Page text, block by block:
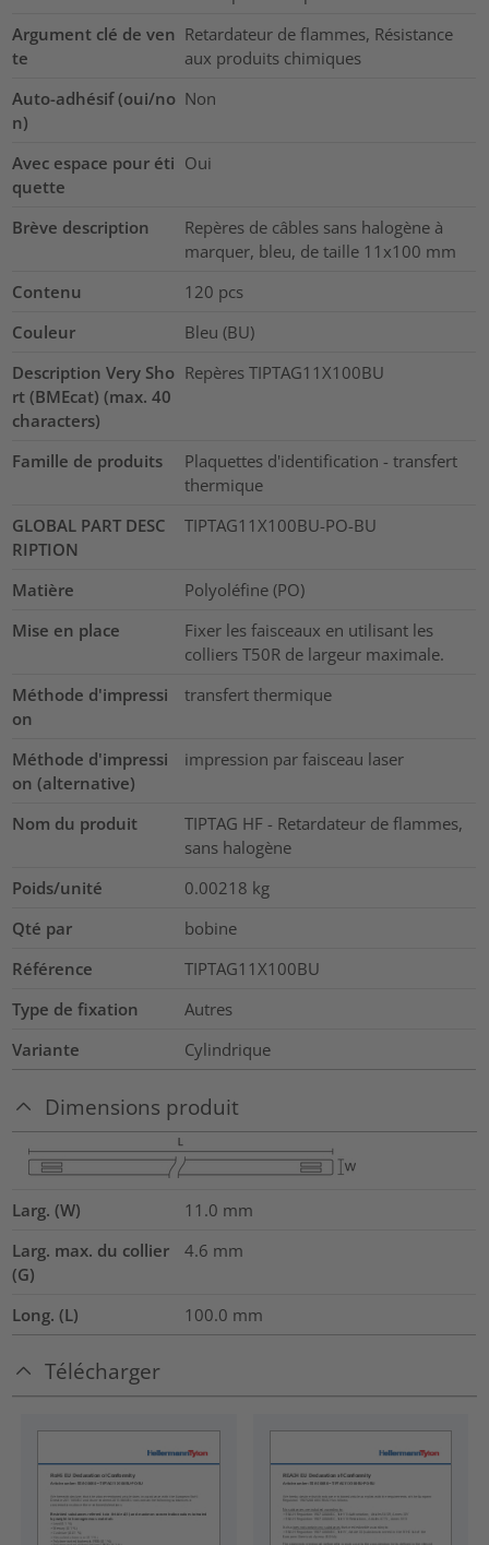
Argument clé de ven
te
Retardateur de flammes, Résistance
aux produits chimiques
Auto-adhésif (oui/no
n)
Non
Avec espace pour éti
quette
Oui
Brève description
Repères de câbles sans halogène à
marquer, bleu, de taille 11x100 mm
Contenu
120 pcs
Couleur
Bleu (BU)
Description Very Sho
rt (BMEcat) (max. 40
characters)
Repères TIPTAG11X100BU
Famille de produits
Plaquettes d'identification - transfert
thermique
GLOBAL PART DESC
RIPTION
TIPTAG11X100BU-PO-BU
Matière
Polyoléfine (PO)
Mise en place
Fixer les faisceaux en utilisant les
colliers T50R de largeur maximale.
Méthode d'impressi
on
transfert thermique
Méthode d'impressi
on (alternative)
impression par faisceau laser
Nom du produit
TIPTAG HF - Retardateur de flammes,
sans halogène
Poids/unité
0.00218 kg
Qté par
bobine
Référence
TIPTAG11X100BU
Type de fixation
Autres
Variante
Cylindrique
Dimensions produit
Larg. (W) 11.0 mm
Larg. max. du collier
(G)
4.6 mm
Long. (L) 100.0 mm
Télécharger